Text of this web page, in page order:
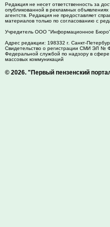
Редакция не несет ответственность за
опубликованной в рекламных
агентств. Редакция не предоставляет
материалов только по согласованию с
Учредитель ООО "Информационное
Адрес редакции: 198332 г. Санкт-
Свидетельство о регистрации СМИ ЭЛ №
Федеральной службой по надзору в
массовых коммуникаций
© 2026. "Первый пензенский